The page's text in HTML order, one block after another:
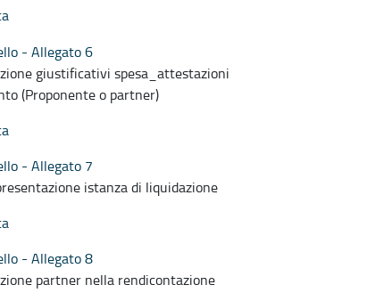
- Allegato 6
giustificativi spesa_attestazioni
(Proponente o partner)
- Allegato 7
istanza di liquidazione
- Allegato 8
partner nella rendicontazione